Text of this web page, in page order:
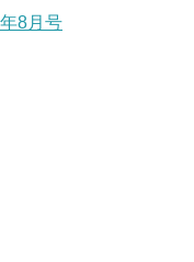
8月号